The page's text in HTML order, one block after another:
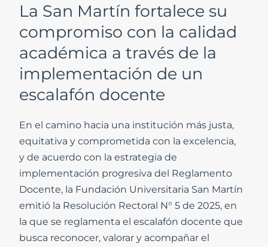
La San Martín fortalece su
compromiso con la calidad
académica a través de la
implementación de un
escalafón docente
En el camino hacia una institución más justa,
equitativa y comprometida con la excelencia,
y de acuerdo con la estrategia de
implementación progresiva del Reglamento
Docente, la Fundación Universitaria San Martín
emitió la Resolución Rectoral N° 5 de 2025, en
la que se reglamenta el escalafón docente que
busca reconocer, valorar y acompañar el